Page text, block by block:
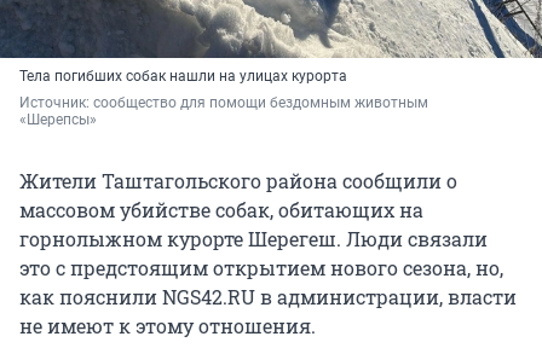
Тела погибших собак нашли на улицах курорта
Источник: сообщество для помощи бездомным животным
«Шерепсы»
Жители Таштагольского района сообщили о
массовом убийстве собак, обитающих на
горнолыжном курорте Шерегеш. Люди связали
это с предстоящим открытием нового сезона, но,
как пояснили NGS42.RU в администрации, власти
не имеют к этому отношения.